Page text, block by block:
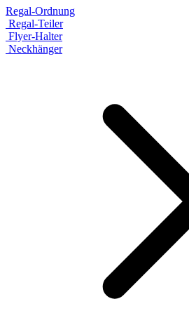
Regal-Ordnung
Regal-Teiler
Flyer-Halter
Neckhänger